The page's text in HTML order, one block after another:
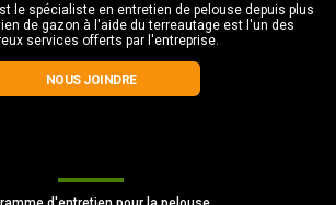
le spécialiste en entretien de pelouse depuis plus
de gazon à l'aide du terreautage est l'un des
services offerts par l'entreprise.
NOUS JOINDRE